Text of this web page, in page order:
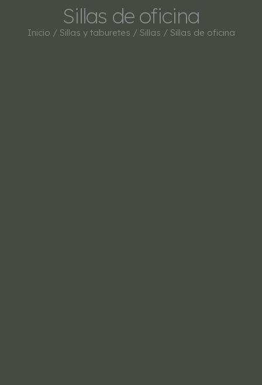
Sillas de oficina
Inicio / Sillas y taburetes / Sillas / Sillas de oficina